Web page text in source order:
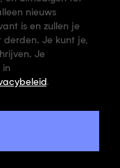
nieuws
is en zullen je
derden. Je kunt je,
Je
in
.